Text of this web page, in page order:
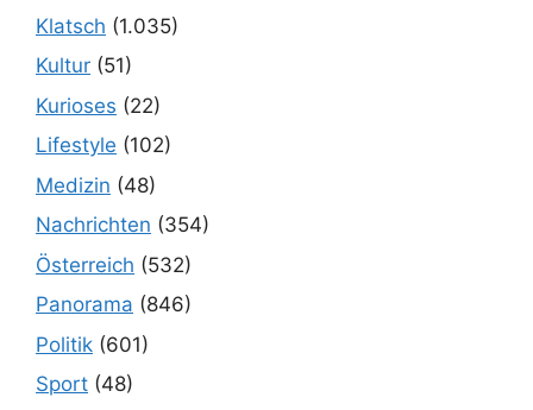
Klatsch (1.035)
Kultur (51)
Kurioses (22)
Lifestyle (102)
Medizin (48)
Nachrichten (354)
Österreich (532)
Panorama (846)
Politik (601)
Sport (48)